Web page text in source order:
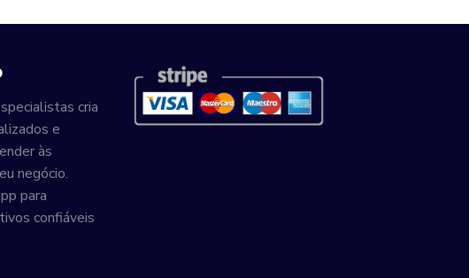
cria
e
às
negócio.
para
confiáveis